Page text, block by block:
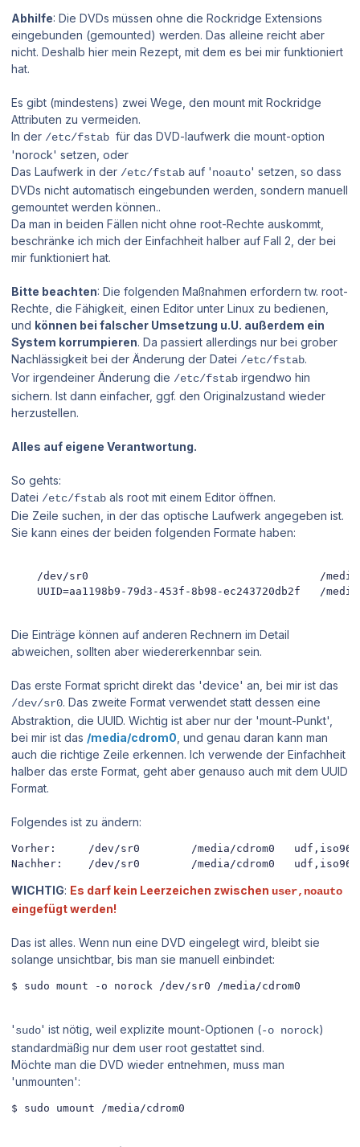
Abhilfe: Die DVDs müssen ohne die Rockridge Extensions
eingebunden (gemounted) werden. Das alleine reicht aber
nicht. Deshalb hier mein Rezept, mit dem es bei mir funktioniert
hat.
Es gibt (mindestens) zwei Wege, den mount mit Rockridge
Attributen zu vermeiden.
In der /etc/fstab für das DVD-laufwerk die mount-option
'norock' setzen, oder
Das Laufwerk in der /etc/fstab auf 'noauto' setzen, so dass
DVDs nicht automatisch eingebunden werden, sondern manuell
gemountet werden können..
Da man in beiden Fällen nicht ohne root-Rechte auskommt,
beschränke ich mich der Einfachheit halber auf Fall 2, der bei
mir funktioniert hat.
Bitte beachten: Die folgenden Maßnahmen erfordern tw. root-
Rechte, die Fähigkeit, einen Editor unter Linux zu bedienen,
und können bei falscher Umsetzung u.U. außerdem ein
System korrumpieren. Da passiert allerdings nur bei grober
Nachlässigkeit bei der Änderung der Datei /etc/fstab.
Vor irgendeiner Änderung die /etc/fstab irgendwo hin
sichern. Ist dann einfacher, ggf. den Originalzustand wieder
herzustellen.
Alles auf eigene Verantwortung.
So gehts:
Datei /etc/fstab als root mit einem Editor öffnen.
Die Zeile suchen, in der das optische Laufwerk angegeben ist.
Sie kann eines der beiden folgenden Formate haben:
/dev/sr0                                    /
UUID=aa1198b9-79d3-453f-8b98-ec243720db2f   /
Die Einträge können auf anderen Rechnern im Detail
abweichen, sollten aber wiedererkennbar sein.
Das erste Format spricht direkt das 'device' an, bei mir ist das
/dev/sr0. Das zweite Format verwendet statt dessen eine
Abstraktion, die UUID. Wichtig ist aber nur der 'mount-Punkt',
bei mir ist das /media/cdrom0 , und genau daran kann man
auch die richtige Zeile erkennen. Ich verwende der Einfachheit
halber das erste Format, geht aber genauso auch mit dem UUID
Format.
Folgendes ist zu ändern:
Vorher:     /dev/sr0        /media/cdrom0
WICHTIG: Es darf kein Leerzeichen zwischen user,noauto
eingefügt werden!
Das ist alles. Wenn nun eine DVD eingelegt wird, bleibt sie
solange unsichtbar, bis man sie manuell einbindet:
$ sudo mount -o norock /dev/sr0 /media/cdrom0
'sudo' ist nötig, weil explizite mount-Optionen (-o norock)
standardmäßig nur dem user root gestattet sind.
Möchte man die DVD wieder entnehmen, muss man
'unmounten':
$ sudo umount /media/cdrom0